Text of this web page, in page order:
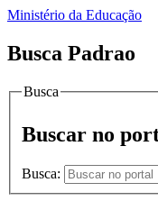
Ministério da Educação
Busca Padrao
Busca
Buscar no
Busca: